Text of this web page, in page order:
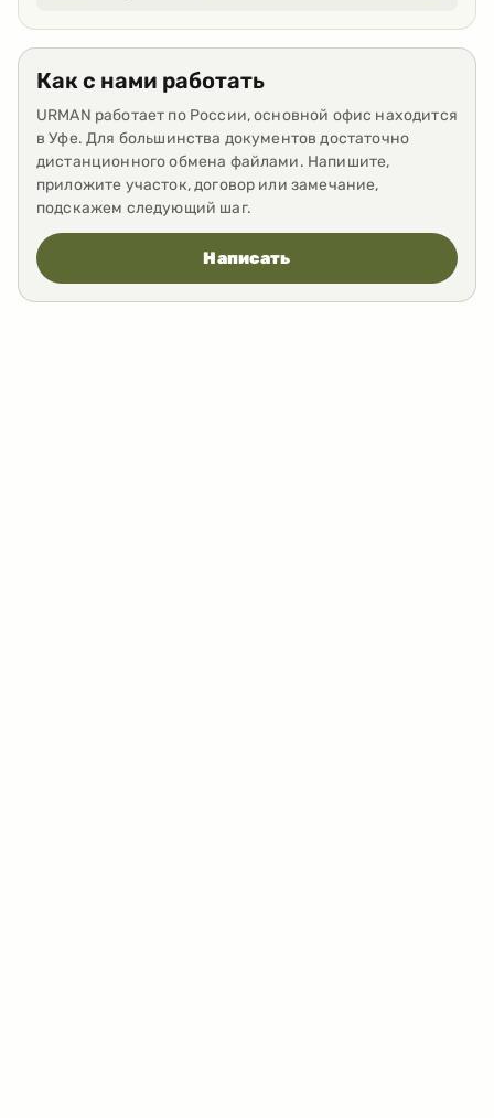
Как с нами работать
URMAN работает по России, основной офис находится
в Уфе. Для большинства документов достаточно
дистанционного обмена файлами. Напишите,
приложите участок, договор или замечание,
подскажем следующий шаг.
Написать